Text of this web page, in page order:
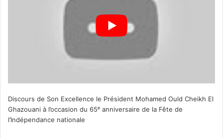
Discours de Son Excellence le Président Mohamed Ould Cheikh El
Ghazouani à l’occasion du 65ᵉ anniversaire de la Fête de
l’Indépendance nationale